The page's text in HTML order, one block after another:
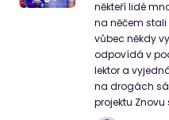
někteří lidé
na něčem stali
vůbec někdy
odpovídá v
lektor a
na drogách
projektu Znovu